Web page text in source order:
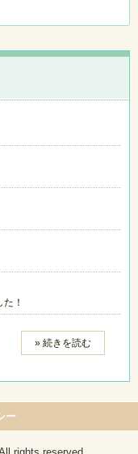
！
» 続きを読む
ー